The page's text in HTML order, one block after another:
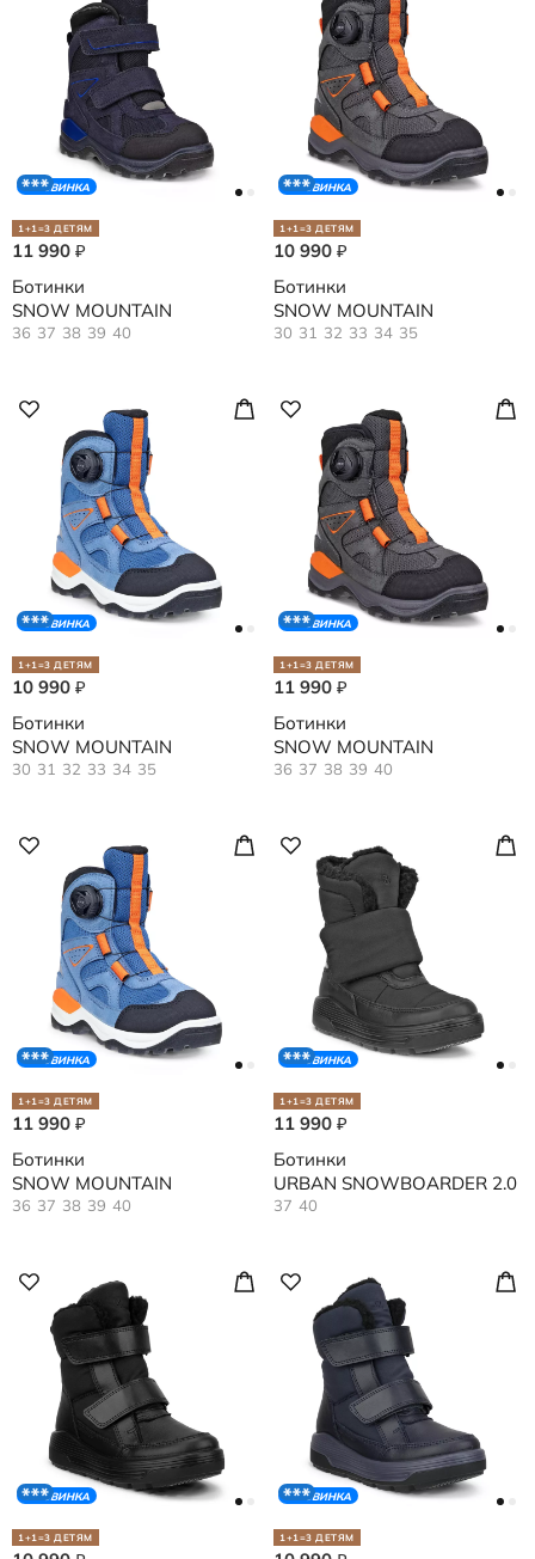
НОВИНКА
1+1=3 ДЕТЯМ
11 990 ₽
Ботинки
SNOW MOUNTAIN
36 37 38 39 40
НОВИНКА
1+1=3 ДЕТЯМ
10 990 ₽
Ботинки
SNOW MOUNTAIN
30 31 32 33 34 35
НОВИНКА
1+1=3 ДЕТЯМ
10 990 ₽
Ботинки
SNOW MOUNTAIN
30 31 32 33 34 35
НОВИНКА
1+1=3 ДЕТЯМ
11 990 ₽
Ботинки
SNOW MOUNTAIN
36 37 38 39 40
НОВИНКА
1+1=3 ДЕТЯМ
11 990 ₽
Ботинки
SNOW MOUNTAIN
36 37 38 39 40
НОВИНКА
1+1=3 ДЕТЯМ
11 990 ₽
Ботинки
URBAN SNOWBOARDER 2.0
37 40
НОВИНКА
1+1=3 ДЕТЯМ
НОВИНКА
1+1=3 ДЕТЯМ